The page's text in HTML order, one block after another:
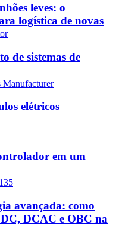
leves: o
logística de novas
de sistemas de
elétricos
em um
avançada: como
DCAC e OBC na